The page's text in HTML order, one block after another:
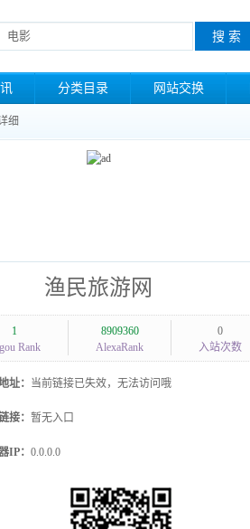
分类目录 网站交换
细
渔民旅游网
1
Rank
8909360
AlexaRank
0
入站次数
址： 当前链接已失效，无法访问哦
接： 暂无入口
IP： 0.0.0.0